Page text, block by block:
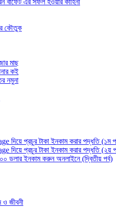
বাফেট এর সফল হওয়ার কাহিনী
কৌতুক
মাছ
কই
নমুনা
দিয়ে প্রচুর টাকা ইনকাম করার পদ্ধতি (১ম
দিয়ে প্রচুর টাকা ইনকাম করার পদ্ধতি (২য়
ডলার ইনকাম করুন অনলাইনে (দ্বিতীয় পর্ব)
ও জীবনী